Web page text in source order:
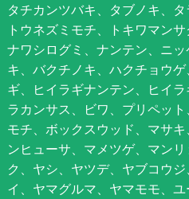
タチカンツバキ、タブノキ、タ
トウネズミモチ、トキワマン
ナワシログミ、ナンテン、ニ
キ、バクチノキ、ハクチョウ
ギ、ヒイラギナンテン、ヒイ
ラカンサス、ビワ、プリペッ
モチ、ボックスウッド、マサ
ンヒューサ、マメツゲ、マン
ク、ヤシ、ヤツデ、ヤブコウ
イ、ヤマグルマ、ヤマモモ、